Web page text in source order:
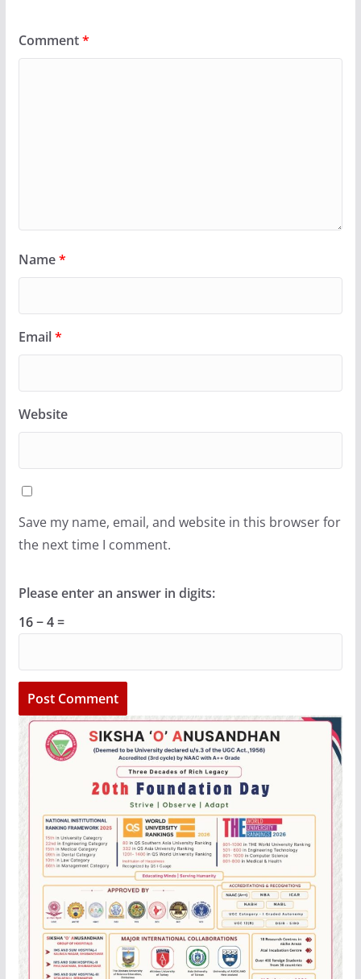
Comment*
Name*
Email*
Website
Save my name, email, and website in this browser for
the next time I comment.
Please enter an answer in digits:
16 − 4 =